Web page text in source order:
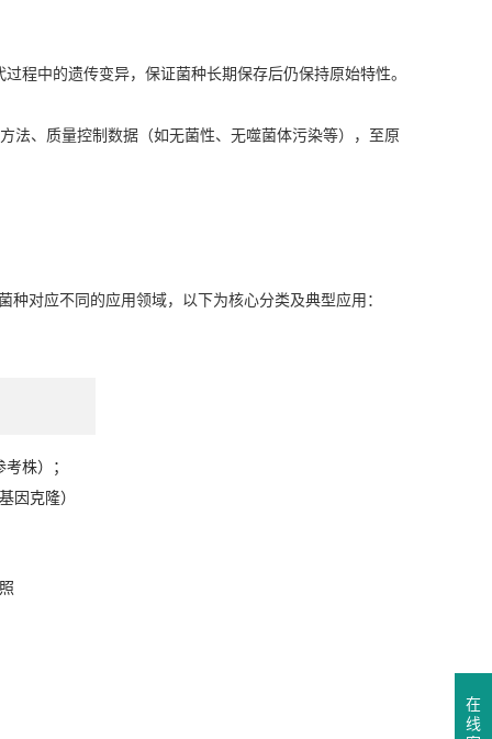
中的遗传变异，保证菌种长期保存后仍保持原始特性。
法、质量控制数据（如无菌性、无噬菌体污染等），至原
对应不同的应用领域，以下为核心分类及典型应用：
株）；
因克隆）
在
线